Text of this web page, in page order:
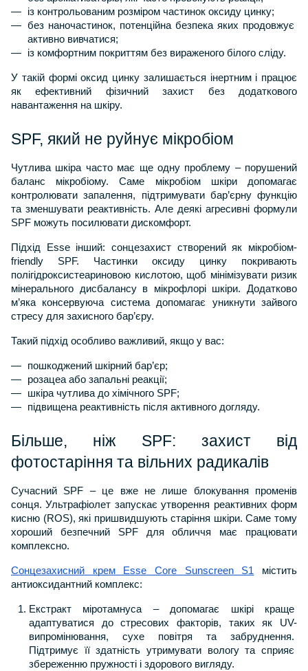
із контрольованим розміром частинок оксиду цинку;
без наночастинок, потенційна безпека яких продовжує
активно вивчатися;
із комфортним покриттям без вираженого білого сліду.
У такій формі оксид цинку залишається інертним і працює
як ефективний фізичний захист без додаткового
навантаження на шкіру.
SPF, який не руйнує мікробіом
Чутлива шкіра часто має ще одну проблему – порушений
баланс мікробіому. Саме мікробіом шкіри допомагає
контролювати запалення, підтримувати бар’єрну функцію
та зменшувати реактивність. Але деякі агресивні формули
SPF можуть посилювати дискомфорт.
Підхід Esse інший: сонцезахист створений як мікробіом-
friendly SPF. Частинки оксиду цинку покривають
полігідроксистеариновою кислотою, щоб мінімізувати ризик
мінерального дисбалансу в мікрофлорі шкіри. Додатково
м’яка консервуюча система допомагає уникнути зайвого
стресу для захисного бар’єру.
Такий підхід особливо важливий, якщо у вас:
пошкоджений шкірний бар’єр;
розацеа або запальні реакції;
шкіра чутлива до хімічного SPF;
підвищена реактивність після активного догляду.
Більше, ніж SPF: захист від
фотостаріння та вільних радикалів
Сучасний SPF – це вже не лише блокування променів
сонця. Ультрафіолет запускає утворення реактивних форм
кисню (ROS), які пришвидшують старіння шкіри. Саме тому
хороший безпечний SPF для обличчя має працювати
комплексно.
Сонцезахисний крем Esse Core Sunscreen S1 містить
антиоксидантний комплекс:
Екстракт мiротамнуса – допомагає шкірі краще
адаптуватися до стресових факторів, таких як UV-
випромінювання, сухе повітря та забруднення.
Підтримує її здатність утримувати вологу та сприяє
збереженню пружності і здорового вигляду.